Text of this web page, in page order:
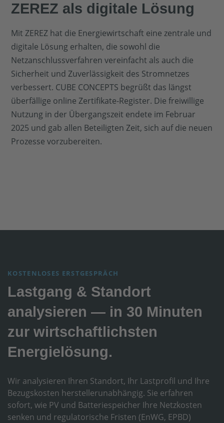
ZEREZ als digitale Lösung
Mit ZEREZ hat die Energiewirtschaft eine zentrale und
digitale Lösung erhalten, die sowohl die
Netzanschlussverfahren vereinfacht als auch die
Sicherheit und Zuverlässigkeit des Stromnetzes
verbessert. CUBE CONCEPTS begrüßt das längst
überfällige online Zertifikate-Register. Die freiwillige
Nutzung in der Übergangszeit endete im Februar
2025 und gab allen Beteiligten Zeit, sich auf die neuen
Prozesse vorzubereiten.
KOSTENLOSES ERSTGESPRÄCH
Lastgang & Standort
analysieren — in 30 Minuten
zur wirtschaftlichsten
Energielösung.
Wir analysieren Ihren Standort, Ihr Lastprofil und Ihre
Bezugskosten herstellerunabhängig. Sie erfahren
sofort, wie PV und Batteriespeicher Ihre Netzkosten
senken und regulatorische Fristen (EnWG, EPBD)